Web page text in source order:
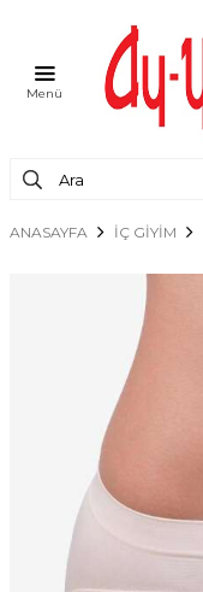
Menü
ANASAYFA İÇ GİYİM